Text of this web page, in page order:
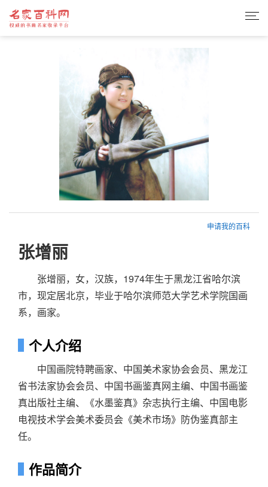
申请我的百科
张增丽
张增丽，女，汉族，1974年生于黑龙江省哈尔滨
市，现定居北京，毕业于哈尔滨师范大学艺术学院国画
系，画家。
个人介绍
中国画院特聘画家、中国美术家协会会员、黑龙江
省书法家协会会员、中国书画鉴真网主编、中国书画鉴
真出版社主编、《水墨鉴真》杂志执行主编、中国电影
电视技术学会美术委员会《美术市场》防伪鉴真部主
任。
作品简介